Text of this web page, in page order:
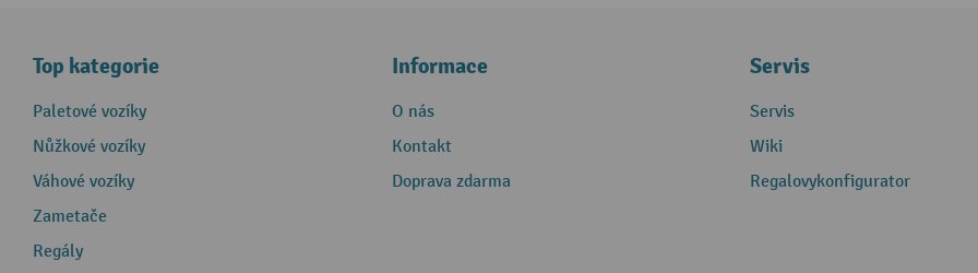
Top kategorie
Paletové vozíky
Nůžkové vozíky
Váhové vozíky
Zametače
Regály
Informace
O nás
Kontakt
Doprava zdarma
Servis
Servis
Wiki
Regalovykonfigurator